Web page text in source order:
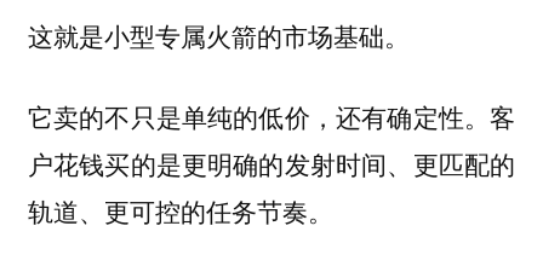
这就是小型专属火箭的市场基础。
它卖的不只是单纯的低价，还有确定性。客
户花钱买的是更明确的发射时间、更匹配的
轨道、更可控的任务节奏。